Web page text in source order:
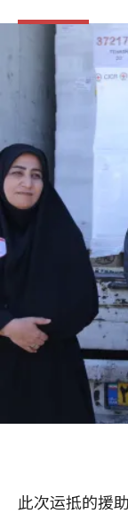
此次运抵的援